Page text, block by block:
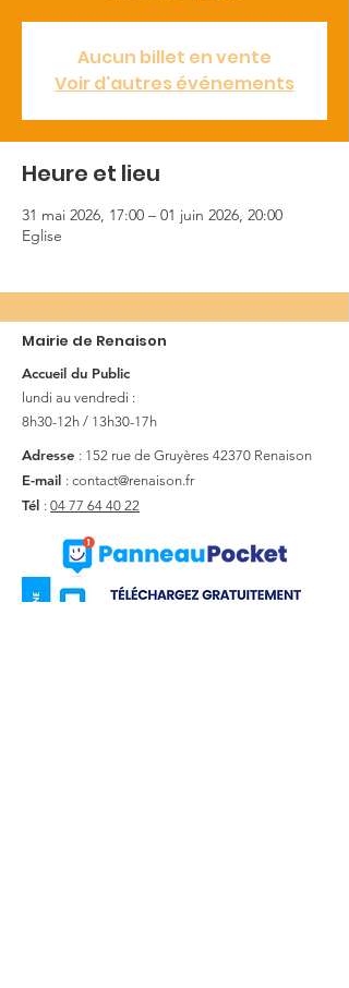
Aucun billet en vente
Voir d'autres événements
Heure et lieu
31 mai 2026, 17:00 – 01 juin 2026, 20:00
Eglise
Mairie de Renaison
Accueil du Public
lundi au vendredi :
8h30-12h / 13h30-17h
Adresse : 152 rue de Gruyères 42370 Renaison
E-mail : contact@renaison.fr
Tél : 04 77 64 40 22